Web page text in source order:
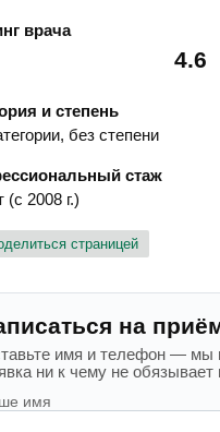
врача
4.6
и степень
без степени
стаж
(с 2008 г.)
страницей
на
имя и телефон — мы
ни к чему не обязывает
имя